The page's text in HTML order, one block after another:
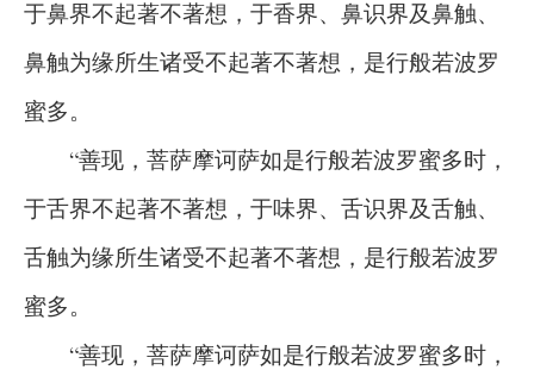
于鼻界不起著不著想，于香界、鼻识界及鼻触、
鼻触为缘所生诸受不起著不著想，是行般若波罗
蜜多。
“善现，菩萨摩诃萨如是行般若波罗蜜多时，
于舌界不起著不著想，于味界、舌识界及舌触、
舌触为缘所生诸受不起著不著想，是行般若波罗
蜜多。
“善现，菩萨摩诃萨如是行般若波罗蜜多时，